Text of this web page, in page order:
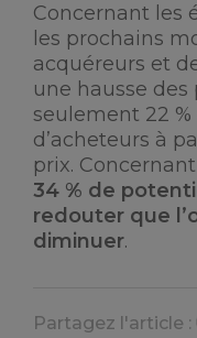
Concernant les
les prochains
acquéreurs et
une hausse des
seulement 22 %
d’acheteurs à
prix.
34 % de
redouter que
diminuer.
Partagez l'article :